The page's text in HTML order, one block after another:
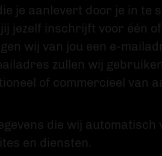
je aanlevert door je in te
jezelf inschrijft voor één
wij van jou een e-
zullen wij
of commercieel van
die wij
en diensten.